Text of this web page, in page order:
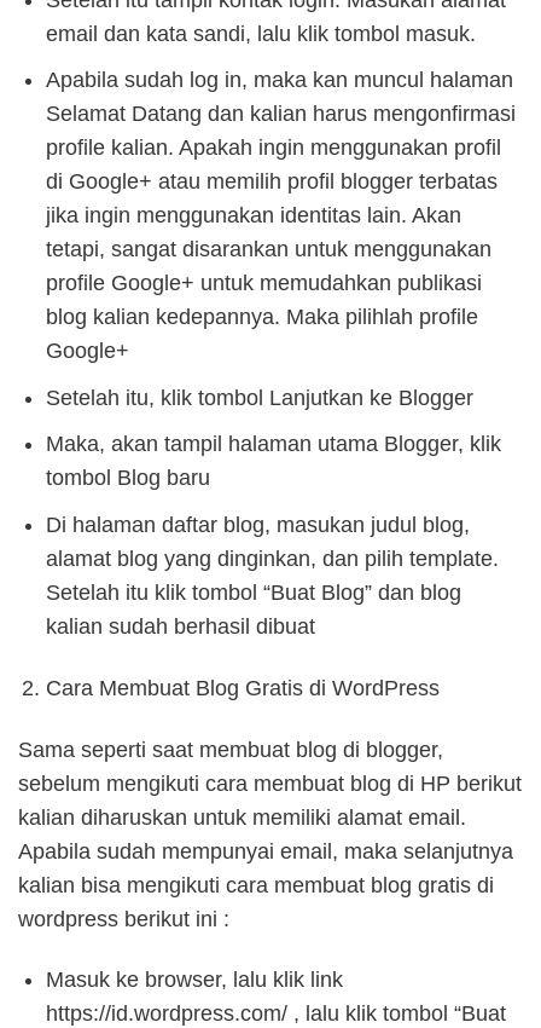
email dan kata sandi, lalu klik tombol masuk.
Apabila sudah log in, maka kan muncul halaman
Selamat Datang dan kalian harus mengonfirmasi
profile kalian. Apakah ingin menggunakan profil
di Google+ atau memilih profil blogger terbatas
jika ingin menggunakan identitas lain. Akan
tetapi, sangat disarankan untuk menggunakan
profile Google+ untuk memudahkan publikasi
blog kalian kedepannya. Maka pilihlah profile
Google+
Setelah itu, klik tombol Lanjutkan ke Blogger
Maka, akan tampil halaman utama Blogger, klik
tombol Blog baru
Di halaman daftar blog, masukan judul blog,
alamat blog yang dinginkan, dan pilih template.
Setelah itu klik tombol “Buat Blog” dan blog
kalian sudah berhasil dibuat
Cara Membuat Blog Gratis di WordPress
Sama seperti saat membuat blog di blogger,
sebelum mengikuti cara membuat blog di HP berikut
kalian diharuskan untuk memiliki alamat email.
Apabila sudah mempunyai email, maka selanjutnya
kalian bisa mengikuti cara membuat blog gratis di
wordpress berikut ini :
Masuk ke browser, lalu klik link
https://id.wordpress.com/ , lalu klik tombol “Buat